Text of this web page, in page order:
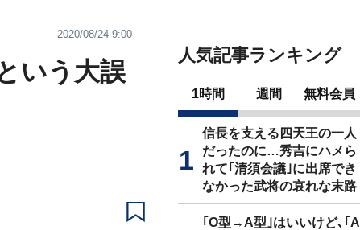
2020/08/24 9:00
いう大誤
人気記事ランキング
1時間 週間 無料会員
信長を支える四天王の一人
だったのに…秀吉にハメら
れて｢清須会議｣に出席でき
なかった武将の哀れな末路
｢O型→A型｣はいいけど､｢A